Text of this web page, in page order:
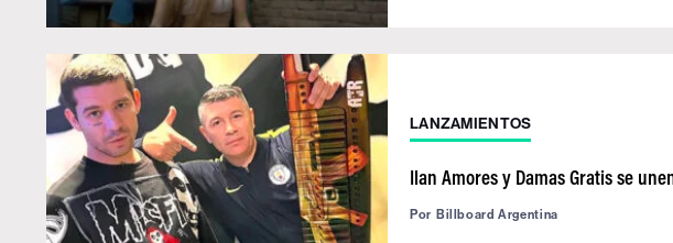
LANZAMIENTOS
Ilan Amores y Damas Gratis se
Por Billboard Argentina